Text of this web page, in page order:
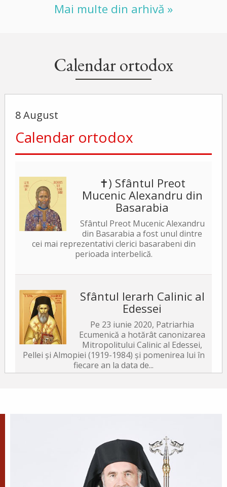
Mai multe din arhivă »
Calendar ortodox
8 August
Calendar ortodox
✝) Sfântul Preot
Mucenic Alexandru din
Basarabia
Sfântul Preot Mucenic Alexandru
din Basarabia a fost unul dintre
cei mai reprezentativi clerici basarabeni din
perioada interbelică.
Sfântul Ierarh Calinic al
Edessei
Pe 23 iunie 2020, Patriarhia
Ecumenică a hotărât canonizarea
Mitropolitului Calinic al Edessei,
Pellei și Almopiei (1919-1984) și pomenirea lui în
fiecare an la data de...
Sfântul Ierarh Emilian,
mărturisitorul lui Hristos, a trăit
pe vremea împărăției lui Leon Armeanul,
luptătorul împotriva icoanelor, și fiind el episcop